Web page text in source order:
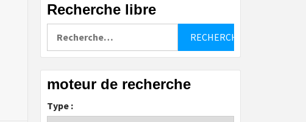
Recherche libre
moteur de recherche
Type :